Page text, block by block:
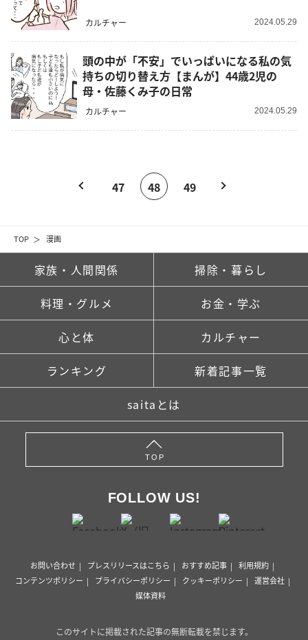
TOP 漫画
カルチャー 2024.05.29
頭の中が「不安」でいっぱいになる私の気
持ちの切り替え方【まんが】44歳2児の
母・佐藤くみ子の日常
カルチャー 2024.05.29
47 48 49
家族・人間関係 掃除・暮らし
料理・グルメ お金・学ぶ
心と体 カルチャー
ランキング 新着記事一覧
saitaとは
TOP
FOLLOW US!
お問い合わせ プレスリリースはこちら おすすめ記事
利用規約
コンテンツポリシー
プライバシーポリシー クッキーポリシー
運営会社
媒体資料
このサイトに掲載された記事の無断転載を禁じます。